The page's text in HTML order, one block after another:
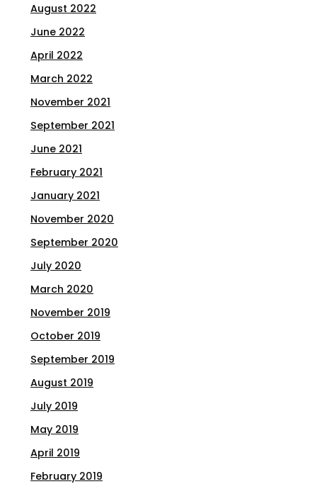
August 2022
June 2022
April 2022
March 2022
November 2021
September 2021
June 2021
February 2021
January 2021
November 2020
September 2020
July 2020
March 2020
November 2019
October 2019
September 2019
August 2019
July 2019
May 2019
April 2019
February 2019